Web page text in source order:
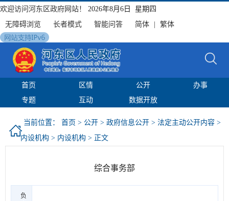
欢迎访问河东区政府网站！
2026年8月6日 星期四
无障碍浏览
长者模式 智能问答 简体 繁体
首页 区情 公开
办事
专题
互动 数据开放
当前位置： 首页 > 公开 > 政府信息公开 > 法定主动公开内容 >
内设机构 > 内设机构 > 正文
综合事务部
负